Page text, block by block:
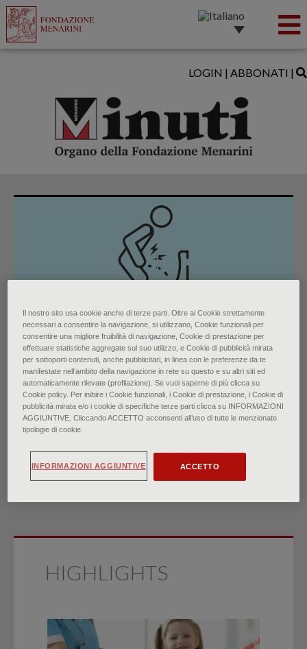
LOGIN | ABBONATI |
Disuria: valutazione e
diagnosi differenziale negli
adulti
di Ariel Hoffman, Katelyn A. Dolezal, Rob Powell
∙ Novembre 2025
HIGHLIGHTS
Il nostro sito usa cookie anche di terze parti. Oltre ai Cookie strettamente
necessari a consentire la navigazione, si utilizzano, Cookie funzionali per
consentire una migliore fruibilità di navigazione, Cookie di prestazione per
effettuare statistiche aggregate sul suo utilizzo, e Cookie di pubblicità mirata
per sottoporti contenuti, anche pubblicitari, in linea con le preferenze da te
manifestate nell‘ambito della navigazione in rete su questo e su altri siti ed
automaticamente rilevate (profilazione). Se vuoi saperne di più clicca su
Cookie policy. Per inibire i Cookie funzionali, i Cookie di prestazione, i Cookie di
pubblicità mirata e/o i cookie di specifiche terze parti clicca su INFORMAZIONI
AGGIUNTIVE. Cliccando ACCETTO acconsenti all’uso di tutte le menzionate
tipologie di cookie.
ACCETTO
INFORMAZIONI AGGIUNTIVE